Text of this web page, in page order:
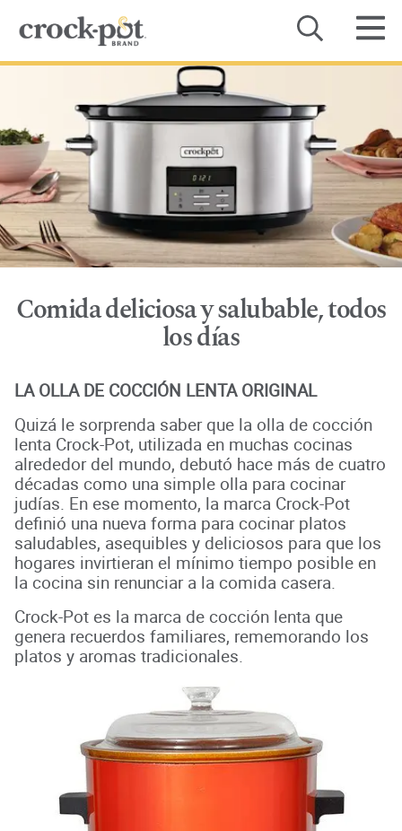
Categoría
Recetas
Dónde comprar
Manuales de Productos
Comida deliciosa y salubable, todos
los días
LA OLLA DE COCCIÓN LENTA ORIGINAL
Quizá le sorprenda saber que la olla de cocción
lenta Crock-Pot, utilizada en muchas cocinas
alrededor del mundo, debutó hace más de cuatro
décadas como una simple olla para cocinar
judías. En ese momento, la marca Crock-Pot
definió una nueva forma para cocinar platos
saludables, asequibles y deliciosos para que los
hogares invirtieran el mínimo tiempo posible en
la cocina sin renunciar a la comida casera.
Crock-Pot es la marca de cocción lenta que
genera recuerdos familiares, rememorando los
platos y aromas tradicionales.